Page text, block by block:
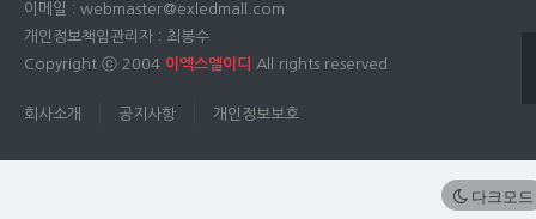
이메일 : webmaster@exledmall.com
개인정보책임관리자 : 최봉수
Copyright ⓒ 2004 이엑스엘이디 All rights reserved
회사소개 공지사항 개인정보보호